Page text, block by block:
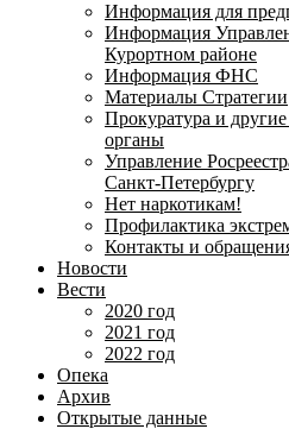
Информация для
Информация
Курортном районе
Информация ФНС
Материалы Стратегии
Прокуратура и
органы
Управление
Санкт-Петербургу
Нет наркотикам!
Профилактика
Контакты и
Новости
Вести
2020 год
2021 год
2022 год
Опека
Архив
Открытые данные